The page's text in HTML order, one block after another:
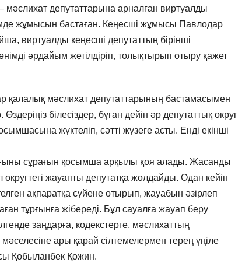
мәслихат депутаттарына арналған виртуалды
жұмысын бастаған. Кеңесші жұмысы Павлодар
виртуалды кеңесші депутаттың бірінші
әрдайым жетілдіріп, толықтырып отыру қажет
мәслихат депутаттарының бастамасымен
білесіздер, бұған дейін әр депутаттық округ
жүктеліп, сәтті жүзеге асты. Енді екінші
сұрағын қосымша арқылы қоя алады. Жасанды
округтегі жауапты депутатқа жолдайды. Одан кейін
ақпаратқа сүйене отырып, жауабын әзірлеп
тұрғынға жібереді. Бұл сауалға жауап беру
заңдарға, кодекстерге, мәслихаттың
ары қарай сілтемелермен терең үңіле
Қобыланбек Қожин.